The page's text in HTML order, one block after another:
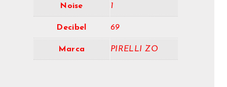
Noise 1
Decibel 69
Marca PIRELLI ZO